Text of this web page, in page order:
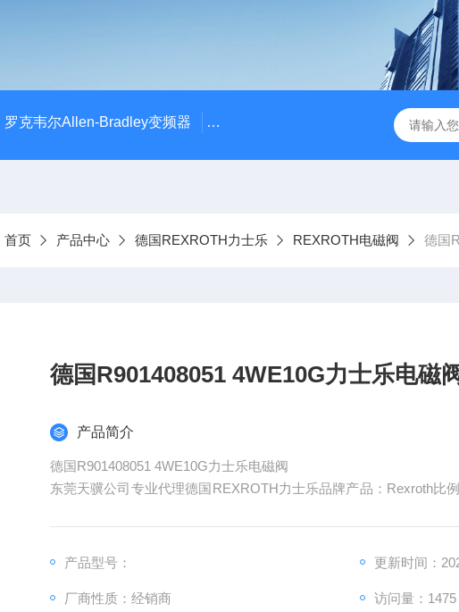
罗克韦尔Allen-Bradley变频器 德国Leybold真空计 SMC比例阀
首页 产品中心 德国REXROTH力士乐 REXROTH电磁阀 德国
德国R901408051 4WE10G力士乐电磁
产品简介
德国R901408051 4WE10G力士乐电磁阀
东莞天骥公司专业代理德国REXROTH力士乐品牌产品：Rexroth比
Rexroth液压马达，Rexroth油泵，Rexroth液压泵，Rexroth柱塞泵
经验丰富的技术工程团队，提供燃烧程序控制相关产品，为广大客
焰检测解决方案！
产品型号： 更新时间：
厂商性质：经销商 访问量：1475